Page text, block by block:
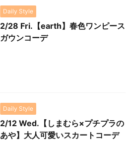
Daily Style
2/28 Fri.【earth】春色ワンピース
ガウンコーデ
Daily Style
2/12 Wed.【しまむら×プチプラの
あや】大人可愛いスカートコーデ